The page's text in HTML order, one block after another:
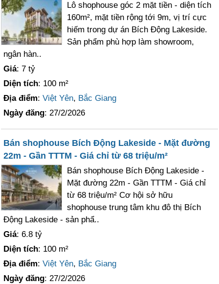
Lô shophouse góc 2 mặt tiền - diện tích
160m², mặt tiền rộng tới 9m, vị trí cực
hiếm trong dự án Bích Động Lakeside.
Sản phẩm phù hợp làm showroom,
ngân hàn..
Giá: 7 tỷ
Diện tích: 100 m²
Địa điểm:Việt Yên, Bắc Giang
Ngày đăng: 27/2/2026
Bán shophouse Bích Động Lakeside - Mặt đường
22m - Gần TTTM - Giá chỉ từ 68 triệu/m²
Bán shophouse Bích Động Lakeside -
Mặt đường 22m - Gần TTTM - Giá chỉ
từ 68 triệu/m² Cơ hội sở hữu
shophouse trung tâm khu đô thị Bích
Động Lakeside - sản phẩ..
Giá: 6.8 tỷ
Diện tích: 100 m²
Địa điểm:Việt Yên, Bắc Giang
Ngày đăng: 27/2/2026